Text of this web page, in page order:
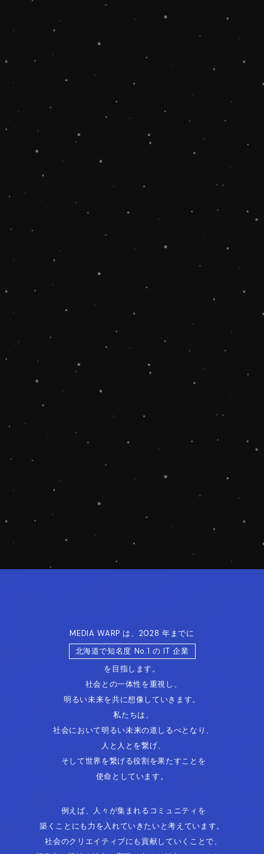
MEDIA WARP は、2028 年までに
北海道で知名度 No.1 の IT 企業
を目指します。
社会との一体性を重視し、
明るい未来を共に想像していきます。
私たちは、
社会において明るい未来の道しるべとなり、
人と人とを繋げ、
そして世界を繋げる役割を果たすことを
使命としています。
例えば、人々が集まれるコミュニティを
築くことにも力を入れていきたいと考えています。
社会のクリエイティブにも貢献していくことで、